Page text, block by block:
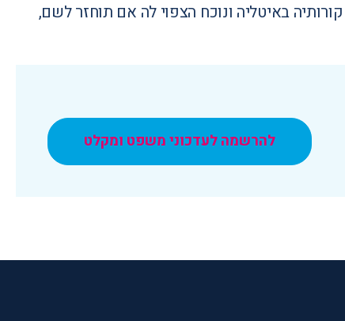
באיטליה ונוכח הצפוי לה אם תוחזר לשם,
להרשמה לעדכוני משפט ומקלט